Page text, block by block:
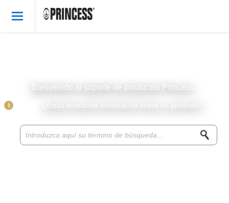
Productos Princess
Bienvenido al soporte de productos Princess
¿Estás buscando información sobre un producto?
i